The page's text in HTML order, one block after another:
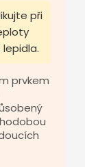
při
prvkem